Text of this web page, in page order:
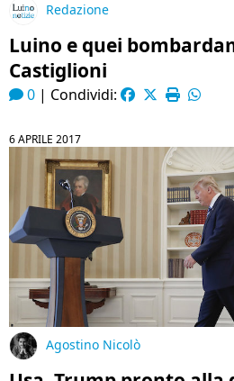
Redazione
Luino e quei
Castiglioni
0 | Condividi:
6 APRILE 2017
Agostino Nicolò